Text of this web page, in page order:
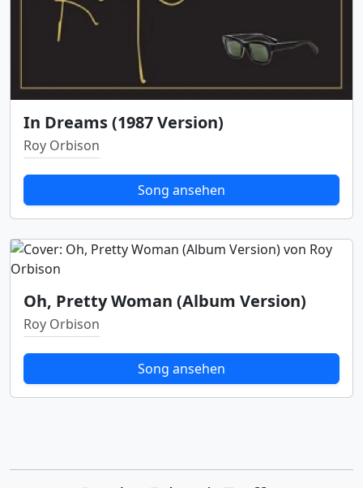
In Dreams (1987 Version)
Roy Orbison
Song ansehen
Oh, Pretty Woman (Album Version)
Roy Orbison
Song ansehen